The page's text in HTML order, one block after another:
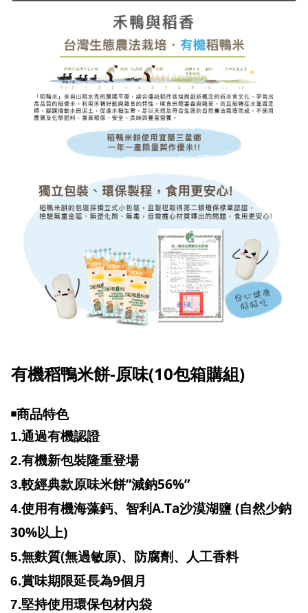
有機稻鴨米餅-原味(10包箱購組)
￭商品特色
1.通過有機認證
2.有機新包裝隆重登場
3.較經典款原味米餅”減鈉56%”
4.使用有機海藻鈣、智利A.Ta沙漠湖鹽 (自然少鈉
30%以上)
5.無麩質(無過敏原)、防腐劑、人工香料
6.賞味期限延長為9個月
7.堅持使用環保包材內袋